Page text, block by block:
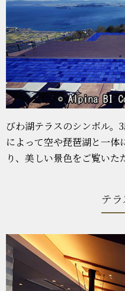
びわ湖テラスのシンボル。
によって空や琵琶湖と一体
り、美しい景色をご覧いた
テ